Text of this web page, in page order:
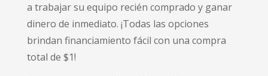
a trabajar su equipo recién comprado y ganar
dinero de inmediato. ¡Todas las opciones
brindan financiamiento fácil con una compra
total de $1!